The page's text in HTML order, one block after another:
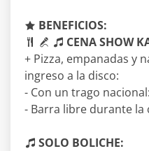
BENEFICIOS:
CENA SHOW
+ Pizza, empanadas y
ingreso a la disco:
- Con un trago
- Barra libre durante la
SOLO BOLICHE: